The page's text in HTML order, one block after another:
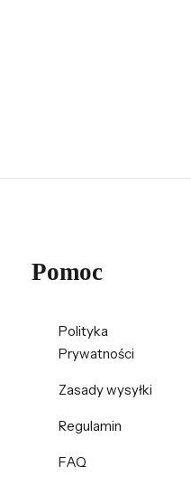
Pomoc
Polityka
Prywatności
Zasady wysyłki
Regulamin
FAQ